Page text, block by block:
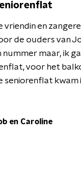
vriendin en
de ouders van
nummer maar, ik
voor het
seniorenflat kwam
en Caroline